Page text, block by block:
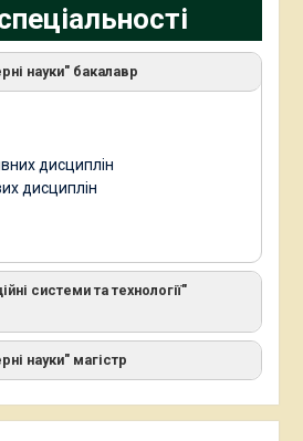
науки" бакалавр
дисциплін
дисциплін
системи та технології"
науки" магістр